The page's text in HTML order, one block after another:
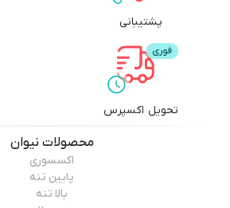
پشتیبانی
تحویل اکسپرس
محصولات نیوان
اکسسوری
پایین تنه
بالا تنه